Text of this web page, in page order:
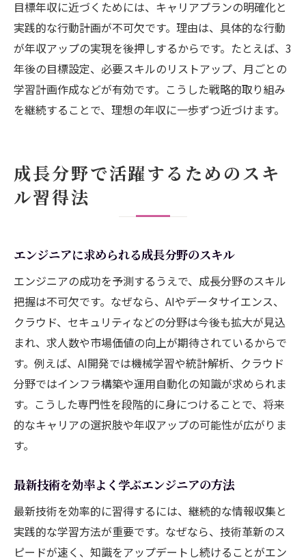
目標年収に近づくためには、キャリアプランの明確化と
実践的な行動計画が不可欠です。理由は、具体的な行動
が年収アップの実現を後押しするからです。たとえば、3
年後の目標設定、必要スキルのリストアップ、月ごとの
学習計画作成などが有効です。こうした戦略的取り組み
を継続することで、理想の年収に一歩ずつ近づけます。
成長分野で活躍するためのスキ
ル習得法
エンジニアに求められる成長分野のスキル
エンジニアの成功を予測するうえで、成長分野のスキル
把握は不可欠です。なぜなら、AIやデータサイエンス、
クラウド、セキュリティなどの分野は今後も拡大が見込
まれ、求人数や市場価値の向上が期待されているからで
す。例えば、AI開発では機械学習や統計解析、クラウド
分野ではインフラ構築や運用自動化の知識が求められま
す。こうした専門性を段階的に身につけることで、将来
的なキャリアの選択肢や年収アップの可能性が広がりま
す。
最新技術を効率よく学ぶエンジニアの方法
最新技術を効率的に習得するには、継続的な情報収集と
実践的な学習方法が重要です。なぜなら、技術革新のス
ピードが速く、知識をアップデートし続けることがエン